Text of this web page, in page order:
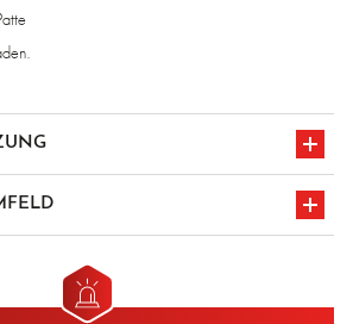
aus flammhemmender Baumwolle (Art.-Nr.
Futter (Art.-Nr. E2300-000)